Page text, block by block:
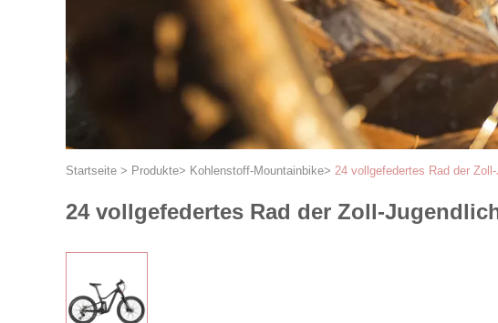
Startseite > Produkte> Kohlenstoff-Mountainbike> 24 vollgefedertes Rad der
24 vollgefedertes Rad der Zoll-